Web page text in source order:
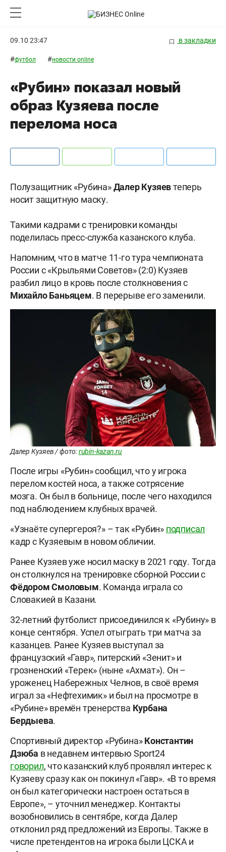
09.10 23:47 в закладки
#футбол #новости online
«Рубин» показал новый
образ Кузяева после
перелома носа
Полузащитник «Рубина»ДалерКузяевтеперь
носит защитную маску.
Такими кадрами с тренировки команды
поделилась пресс-служба казанского клуба.
Напомним, что в матче 11-го тура чемпионата
России с «Крыльями Советов» (2:0) Кузяев
разбил лицо в кровь после столкновения с
МихайлоБаньяцем. В перерыве его заменили.
Далер Кузяев / фото:rubin-kazan.ru
После игры «Рубин» сообщил, что у игрока
перелом костей носа, а также сотрясение
мозга. Он был в больнице, после чего находился
под наблюдением клубных врачей.
«Узнаёте супергероя?» – так «Рубин» подписал
кадр с Кузяевым в новом обличии.
Ранее Кузяев уже носил маску в 2021 году. Тогда
он столкнулся на тренировке сборной России с
ФёдоромСмоловым. Команда играла со
Словакией в Казани.
32-летний футболист присоединился к «Рубину» в
конце сентября. Успел отыграть три матча за
казанцев. Ранее Кузяев выступал за
французский «Гавр», питерский «Зенит» и
грозненский «Терек» (ныне «Ахмат»). Он –
уроженец Набережных Челнов, в своё время
играл за «Нефтехимик» и был на просмотре в
«Рубине» времён тренерства Курбана
Бердыева.
Спортивный директор «Рубина»Константин
Дзюба в недавнем интервью Sport24
говорил, что казанский клуб проявлял интерес к
Кузяеву сразу как он покинул «Гавр». «В то время
он был категорически настроен остаться в
Европе», – уточнил менеджер. Контакты
возобновились в сентябре, когда Далер
отклонил ряд предложений из Европы. Также в
числе претендентов на игрока были ЦСКА и